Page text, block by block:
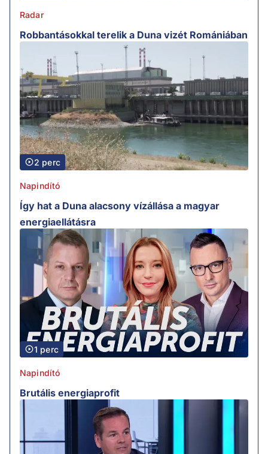
Radar
Robbantásokkal terelik a Duna vizét Romániában
2 perc
Napindító
Így hat a Duna alacsony vízállása a magyar
energiaellátásra
1 perc
Napindító
Brutális energiaprofit